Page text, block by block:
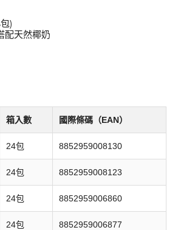
)
配天然椰奶
箱入數 國際條碼（EAN）
24包 8852959008130
24包 8852959008123
24包 8852959006860
24包 8852959006877